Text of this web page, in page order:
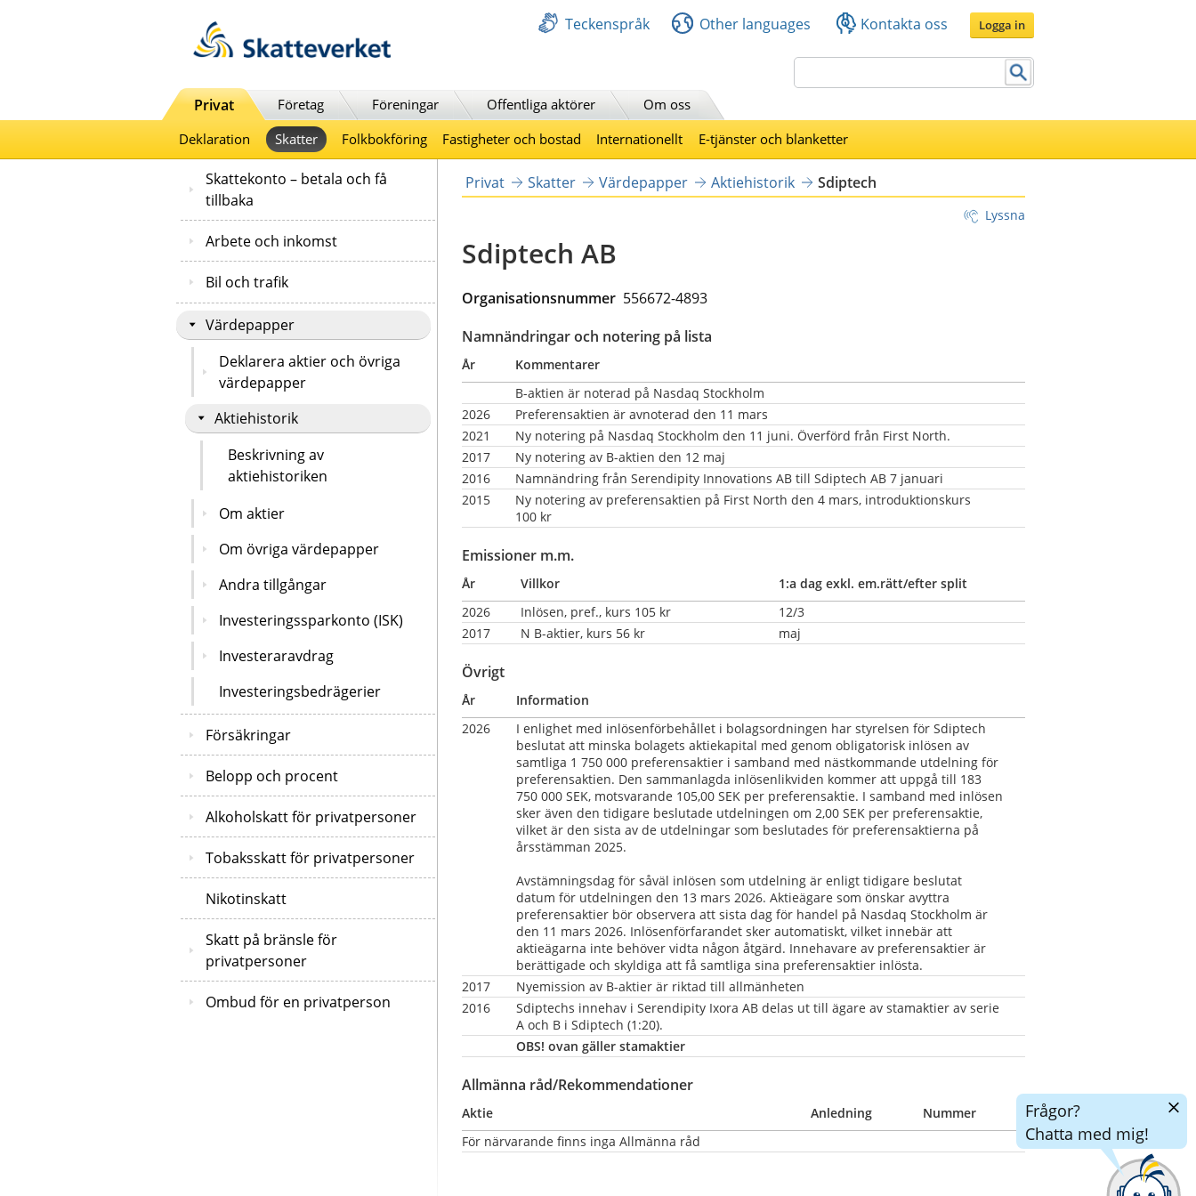
Teckenspråk Other languages Kontakta oss Logga in
Privat Företag Föreningar Offentliga aktörer
Om oss
Deklaration
Skatter Folkbokföring Fastigheter och bostad Internationellt E-tjänster och blanketter
Skattekonto – betala och få
tillbaka
Arbete och inkomst
Bil och trafik
Värdepapper
Deklarera aktier och övriga
värdepapper
Aktiehistorik
Beskrivning av
aktiehistoriken
Om aktier
Om övriga värdepapper
Andra tillgångar
Investeringssparkonto (ISK)
Investeraravdrag
Investeringsbedrägerier
Försäkringar
Belopp och procent
Alkoholskatt för privatpersoner
Tobaksskatt för privatpersoner
Nikotinskatt
Skatt på bränsle för
privatpersoner
Ombud för en privatperson
Privat Skatter Värdepapper Aktiehistorik Sdiptech
Lyssna
Sdiptech AB
Organisationsnummer 556672-4893
Namnändringar och notering på lista
År
Kommentarer
B-aktien är noterad på Nasdaq Stockholm
2026
Preferensaktien är avnoterad den 11 mars
2021
Ny notering på Nasdaq Stockholm den 11 juni. Överförd från First North.
2017
Ny notering av B-aktien den 12 maj
2016
Namnändring från Serendipity Innovations AB till Sdiptech AB 7 januari
2015
Ny notering av preferensaktien på First North den 4 mars, introduktionskurs
100 kr
Emissioner m.m.
År Villkor
1:a dag exkl. em.rätt/efter split
2026
Inlösen, pref., kurs 105 kr
12/3
2017
N B-aktier, kurs 56 kr maj
Övrigt
År
Information
2026
I enlighet med inlösenförbehållet i bolagsordningen har styrelsen för Sdiptech
beslutat att minska bolagets aktiekapital med genom obligatorisk inlösen av
samtliga 1 750 000 preferensaktier i samband med nästkommande utdelning för
preferensaktien. Den sammanlagda inlösenlikviden kommer att uppgå till 183
750 000 SEK, motsvarande 105,00 SEK per preferensaktie. I samband med inlösen
sker även den tidigare beslutade utdelningen om 2,00 SEK per preferensaktie,
vilket är den sista av de utdelningar som beslutades för preferensaktierna på
årsstämman 2025.
Avstämningsdag för såväl inlösen som utdelning är enligt tidigare beslutat
datum för utdelningen den 13 mars 2026. Aktieägare som önskar avyttra
preferensaktier bör observera att sista dag för handel på Nasdaq Stockholm är
den 11 mars 2026. Inlösenförfarandet sker automatiskt, vilket innebär att
aktieägarna inte behöver vidta någon åtgärd. Innehavare av preferensaktier är
berättigade och skyldiga att få samtliga sina preferensaktier inlösta.
2017
Nyemission av B-aktier är riktad till allmänheten
2016
Sdiptechs innehav i Serendipity Ixora AB delas ut till ägare av stamaktier av serie
A och B i Sdiptech (1:20).
OBS! ovan gäller stamaktier
Allmänna råd/Rekommendationer
Aktie Anledning
Nummer
För närvarande finns inga Allmänna råd
Frågor?
Chatta med mig!
Dölj